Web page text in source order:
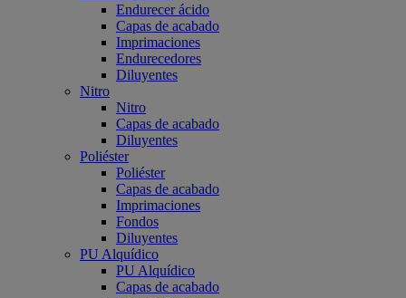
Endurecer ácido
Capas de acabado
Imprimaciones
Endurecedores
Diluyentes
Nitro
Nitro
Capas de acabado
Diluyentes
Poliéster
Poliéster
Capas de acabado
Imprimaciones
Fondos
Diluyentes
PU Alquídico
PU Alquídico
Capas de acabado